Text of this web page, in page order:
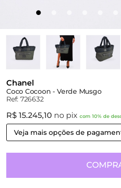
Chanel
Coco Cocoon - Verde Musgo
Ref: 726632
R$ 15.245,10 no pix com 10% de
Veja mais opções de